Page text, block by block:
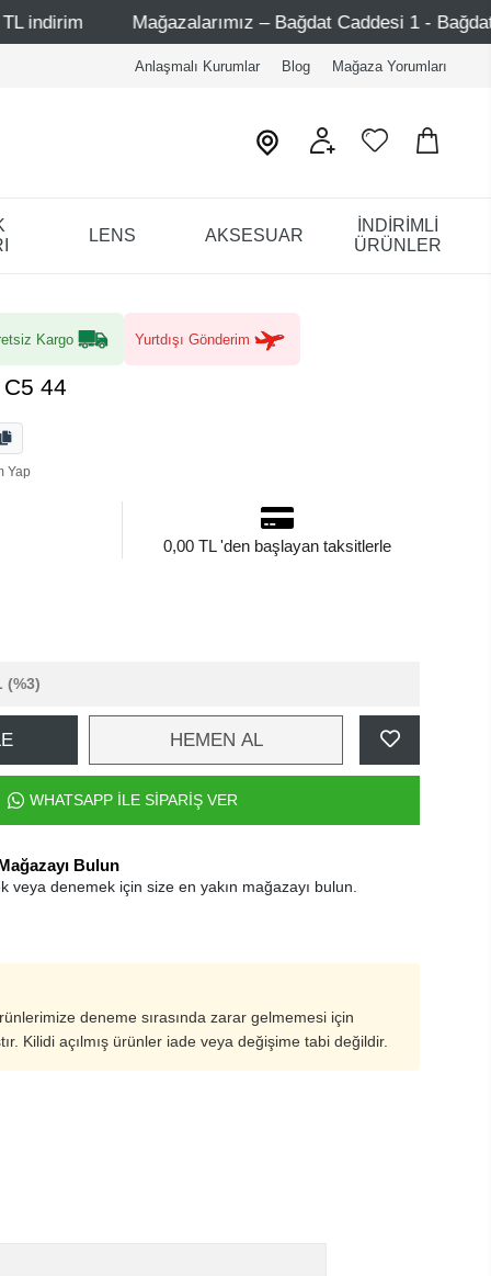
Mağazalarımız – Bağdat Caddesi 1 - Bağdat Caddesi 2
Anlaşmalı Kurumlar Blog Mağaza Yorumları
LENS AKSESUAR
İNDİRİMLİ
ÜRÜNLER
Kargo Yurtdışı Gönderim
44
Yap
0,00 TL 'den başlayan taksitlerle
(%3)
HEMEN AL
WHATSAPP İLE SİPARİŞ VER
Bulun
veya denemek için size en yakın mağazayı bulun.
deneme sırasında zarar gelmemesi için
Kilidi açılmış ürünler iade veya değişime tabi değildir.